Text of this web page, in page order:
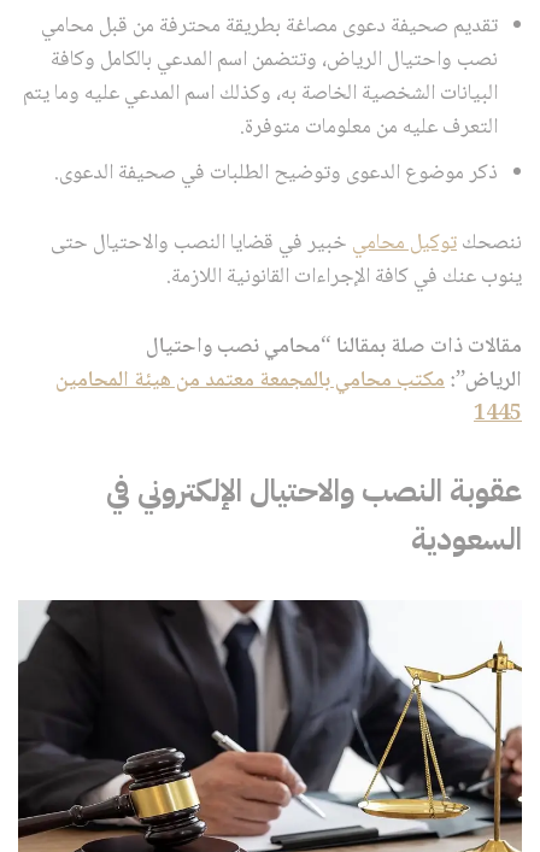
تقديم صحيفة دعوى مصاغة بطريقة محترفة من قبل محامي
نصب واحتيال الرياض، وتتضمن اسم المدعي بالكامل وكافة
البيانات الشخصية الخاصة به، وكذلك اسم المدعي عليه وما يتم
التعرف عليه من معلومات متوفرة.
ذكر موضوع الدعوى وتوضيح الطلبات في صحيفة الدعوى.
ننصحكتوكيل محامي خبير في قضايا النصب والاحتيال حتى
ينوب عنك في كافة الإجراءات القانونية اللازمة.
مقالات ذات صلة بمقالنا “محامي نصب واحتيال
الرياض”:مكتب محامي بالمجمعة معتمد من هيئة المحامين
1445
عقوبة النصب والاحتيال الإلكتروني في
السعودية